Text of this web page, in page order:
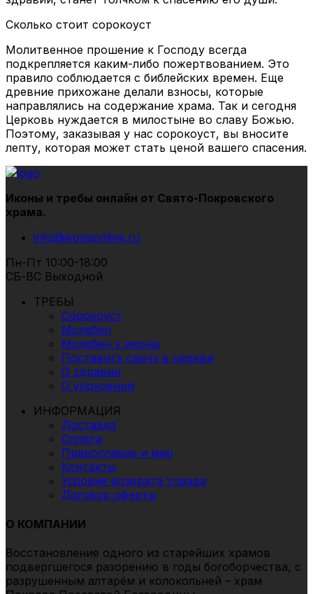
Сколько стоит сорокоуст
Молитвенное прошение к Господу всегда
подкрепляется каким-либо пожертвованием. Это
правило соблюдается с библейских времен. Еще
древние прихожане делали взносы, которые
направлялись на содержание храма. Так и сегодня
Церковь нуждается в милостыне во славу Божью.
Поэтому, заказывая у нас сорокоуст, вы вносите
лепту, которая может стать ценой вашего спасения.
Иконы и требы онлайн от Свято-Покровского
храма.
info@ikonaonline.ru
Пн-Пт 10:00-18:00
СБ-ВС Выходной
ТРЕБЫ
Сорокоуст
Молебен
Молебен у иконы
Поставить свечу в церкви
О здравии
О упокоении
ИНФОРМАЦИЯ
Доставка
Оплата
Православие и мир
Контакты
Условия возврата товара
Договор оферты
О КОМПАНИИ
Восстановление одного из старейших храмов
подвергшегоcя разорению в годы богоборчества, с
разрушенным алтарём и колокольней – храм